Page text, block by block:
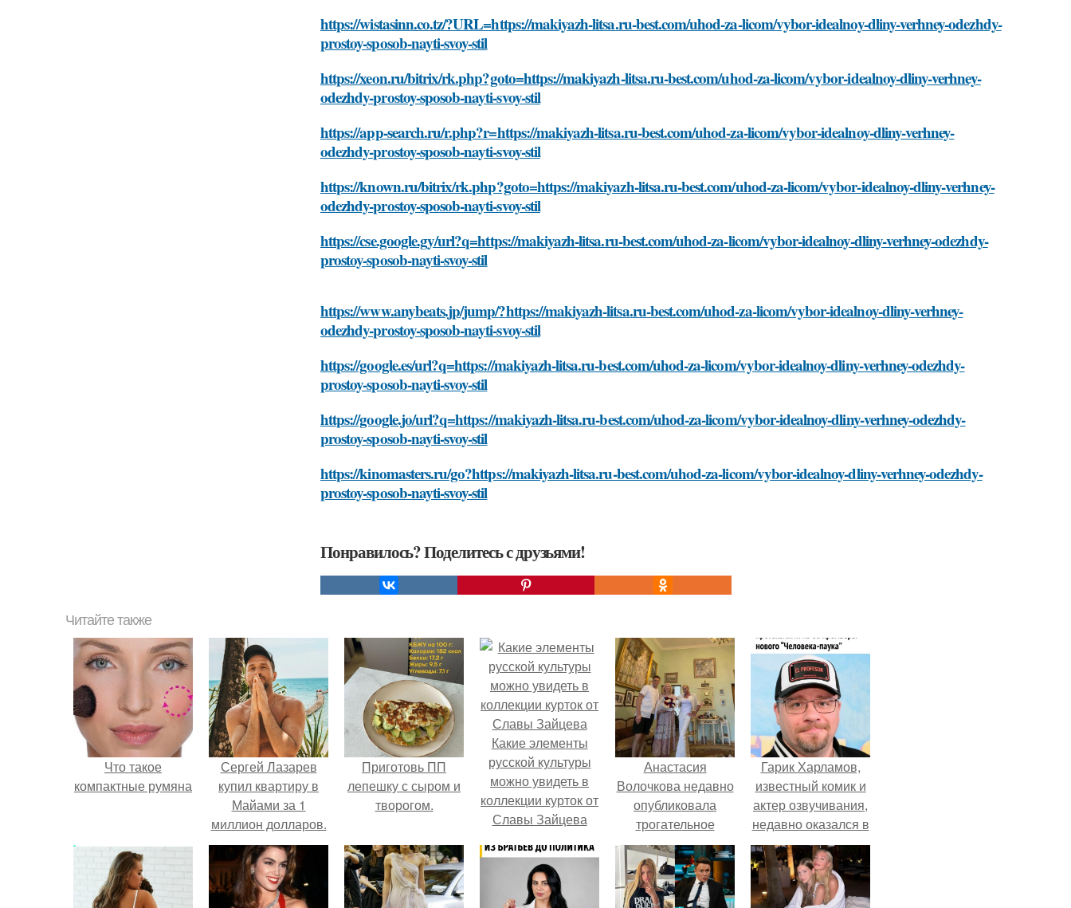
https://wistasinn.co.tz/?URL=https://makiyazh-litsa.ru-best.com/uhod-za-licom/vybor-idealnoy-dliny-verhney-odezhdy-
prostoy-sposob-nayti-svoy-stil
https://xeon.ru/bitrix/rk.php?goto=https://makiyazh-litsa.ru-best.com/uhod-za-licom/vybor-idealnoy-dliny-verhney-
odezhdy-prostoy-sposob-nayti-svoy-stil
https://app-search.ru/r.php?r=https://makiyazh-litsa.ru-best.com/uhod-za-licom/vybor-idealnoy-dliny-verhney-
odezhdy-prostoy-sposob-nayti-svoy-stil
https://known.ru/bitrix/rk.php?goto=https://makiyazh-litsa.ru-best.com/uhod-za-licom/vybor-idealnoy-dliny-verhney-
odezhdy-prostoy-sposob-nayti-svoy-stil
https://cse.google.gy/url?q=https://makiyazh-litsa.ru-best.com/uhod-za-licom/vybor-idealnoy-dliny-verhney-odezhdy-
prostoy-sposob-nayti-svoy-stil
https://www.anybeats.jp/jump/?https://makiyazh-litsa.ru-best.com/uhod-za-licom/vybor-idealnoy-dliny-verhney-
odezhdy-prostoy-sposob-nayti-svoy-stil
https://google.es/url?q=https://makiyazh-litsa.ru-best.com/uhod-za-licom/vybor-idealnoy-dliny-verhney-odezhdy-
prostoy-sposob-nayti-svoy-stil
https://google.jo/url?q=https://makiyazh-litsa.ru-best.com/uhod-za-licom/vybor-idealnoy-dliny-verhney-odezhdy-
prostoy-sposob-nayti-svoy-stil
https://kinomasters.ru/go?https://makiyazh-litsa.ru-best.com/uhod-za-licom/vybor-idealnoy-dliny-verhney-odezhdy-
prostoy-sposob-nayti-svoy-stil
Понравилось? Поделитесь с друзьями!
Читайте также
Что такое
компактные румяна
Сергей Лазарев
купил квартиру в
Майами за 1
миллион долларов.
Приготовь ПП
лепешку с сыром и
творогом.
Какие элементы
русской культуры
можно увидеть в
коллекции курток от
Славы Зайцева
Анастасия
Волочкова недавно
опубликовала
трогательное
совместное фото
со своей мамой, к
которой она
приехала в гости.
Гарик Харламов,
известный комик и
актер озвучивания,
недавно оказался в
центре внимания
из-за своей работы
над озвучкой
мультфильма про